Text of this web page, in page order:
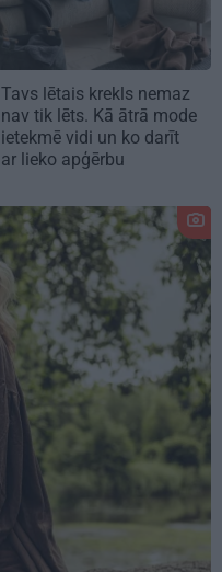
Tavs lētais krekls nemaz
nav tik lēts. Kā ātrā mode
ietekmē vidi un ko darīt
ar lieko apģērbu